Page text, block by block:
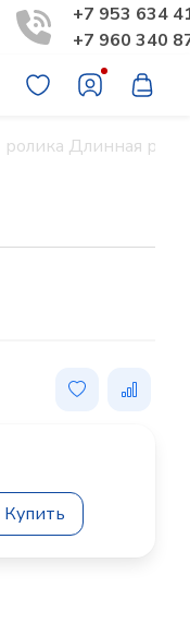
+7 953 634
+7 960 340
Длинная
Купить